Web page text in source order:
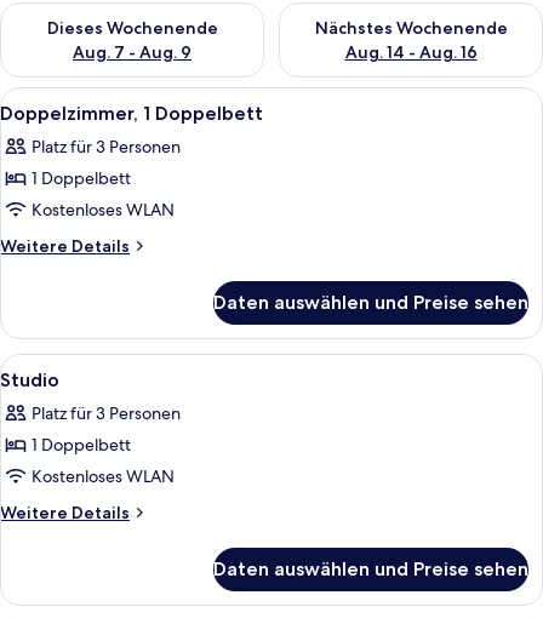
Dieses Wochenende
Aug. 7 - Aug. 9
Überprüfe die Verfügbarkeit für dieses Wochenende, Aug. 7
Nächstes Wochenende
Aug. 14 - Aug. 16
Überprüfe die Verfügbarkeit
Alle
Fotos
für
Doppelzimmer,
1
Doppelbett
Ein Schlafzimmer mit Bett,
13
Doppelzimmer, 1 Doppelbett
Platz für 3 Personen
1 Doppelbett
Kostenloses WLAN
Weitere Details
Weitere
1
Doppelbett
Daten auswählen und Preise sehen
Alle
Fotos
für
Studio
anzeigen
Ein Schlafzimmer mit einem großen
11
Studio
Platz für 3 Personen
1 Doppelbett
Kostenloses WLAN
Weitere Details
Weitere
Daten auswählen und Preise sehen